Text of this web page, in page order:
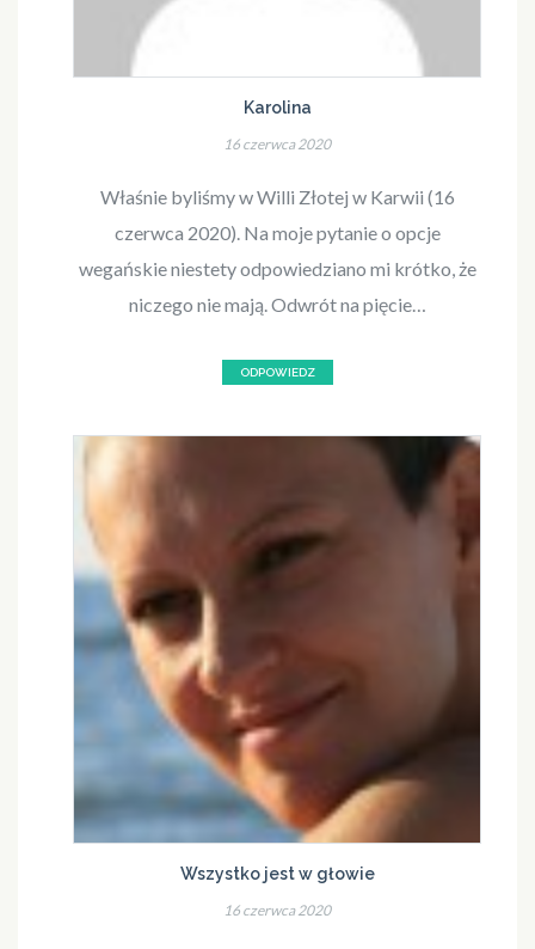
Karolina
16 czerwca 2020
Właśnie byliśmy w Willi Złotej w Karwii (16
czerwca 2020). Na moje pytanie o opcje
wegańskie niestety odpowiedziano mi krótko, że
niczego nie mają. Odwrót na pięcie…
ODPOWIEDZ
Wszystko jest w głowie
16 czerwca 2020